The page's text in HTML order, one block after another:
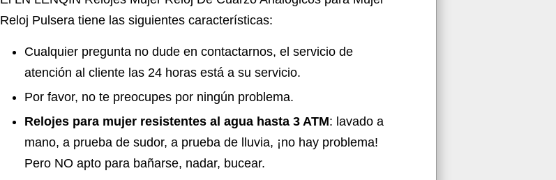
Reloj Pulsera tiene las siguientes características:
Cualquier pregunta no dude en contactarnos, el servicio de
atención al cliente las 24 horas está a su servicio.
Por favor, no te preocupes por ningún problema.
Relojes para mujer resistentes al agua hasta 3 ATM: lavado a
mano, a prueba de sudor, a prueba de lluvia, ¡no hay problema!
Pero NO apto para bañarse, nadar, bucear.